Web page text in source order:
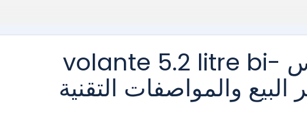
أستون مارتن دي بي إس volante 5.2 litre bi-